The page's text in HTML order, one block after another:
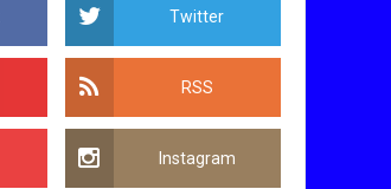
Twitter
RSS
Instagram